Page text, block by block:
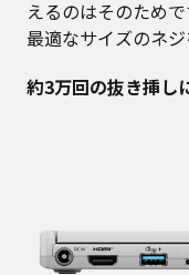
えるのはそのため
最適なサイズのネジ
約3万回の抜き挿し